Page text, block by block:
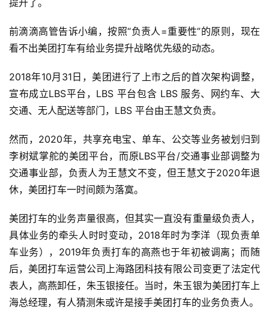
深
学
习
计
算
未
医
疗
智
能
驾
驶
登录 注册
提升了。
前滴滴高管告诉小编，按照“负责人=重要性”的原则，现在
看不出美团打车有给业务提升战略优先级的动态。
2018年10月31日，美团进行了上市之后的首次架构调整，
宣布成立LBS平台，LBS 平台包含 LBS 服务、网约车、大
交通、无人配送等部门，LBS 平台由王慧文负责。
然而，2020年，共享充电宝、单车、公交等业务被划归到
李树斌掌舵的美团平台，而原LBS平台/交通事业部调整为
交通事业部，负责人为王慧文不变，但王慧文于2020年退
休，美团打车一时间颇为落寞。
美团打车的业务声量很高，但其实一直没有重量级负责人，
具体业务的牵头人时时变动，2018年时为李洋（现负责单
车业务），2019年负责打车的高燕也于年初被调离；而随
后，美团打车运营公司上海路团科技有限公司变更了法定代
表人，高燕卸任，朱玉银接任。当时，朱玉银为美团打车上
海总经理，有人猜测朱或许是接手美团打车的业务负责人。